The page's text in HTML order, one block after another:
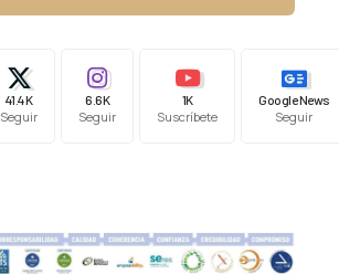
41.4K
Seguir
6.6K
Seguir
1K
Suscríbete
Google News
Seguir